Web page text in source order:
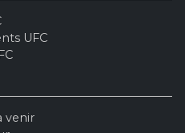
UFC
venir